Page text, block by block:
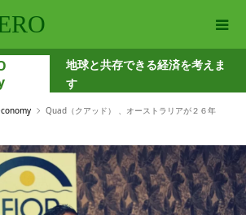
地球と共存できる経済を考えま
す
Quad（クアッド） 、オーストラリアが２６年